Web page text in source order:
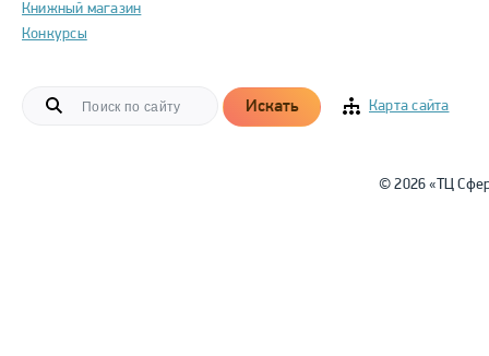
Книжный магазин
Конкурсы
Искать Карта сайта
© 2026 «ТЦ